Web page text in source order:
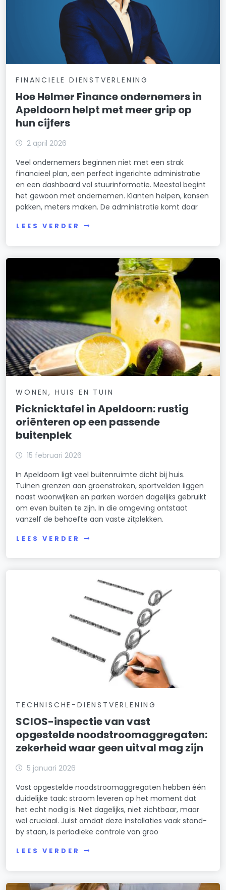
FINANCIELE DIENSTVERLENING
Hoe Helmer Finance ondernemers in
Apeldoorn helpt met meer grip op
hun cijfers
2 april 2026
Veel ondernemers beginnen niet met een strak
financieel plan, een perfect ingerichte administratie
en een dashboard vol stuurinformatie. Meestal begint
het gewoon met ondernemen. Klanten helpen, kansen
pakken, meters maken. De administratie komt daar
LEES VERDER
WONEN, HUIS EN TUIN
Picknicktafel in Apeldoorn: rustig
oriënteren op een passende
buitenplek
15 februari 2026
In Apeldoorn ligt veel buitenruimte dicht bij huis.
Tuinen grenzen aan groenstroken, sportvelden liggen
naast woonwijken en parken worden dagelijks gebruikt
om even buiten te zijn. In die omgeving ontstaat
vanzelf de behoefte aan vaste zitplekken.
LEES VERDER
TECHNISCHE-DIENSTVERLENING
SCIOS-inspectie van vast
opgestelde noodstroomaggregaten:
zekerheid waar geen uitval mag zijn
5 januari 2026
Vast opgestelde noodstroomaggregaten hebben één
duidelijke taak: stroom leveren op het moment dat
het echt nodig is. Niet dagelijks, niet zichtbaar, maar
wel cruciaal. Juist omdat deze installaties vaak stand-
by staan, is periodieke controle van groo
LEES VERDER